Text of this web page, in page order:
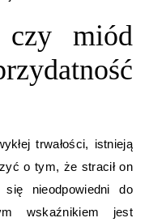
czy miód
trwałości, istnieją
o tym, że stracił on
nieodpowiedni do
wskaźnikiem jest